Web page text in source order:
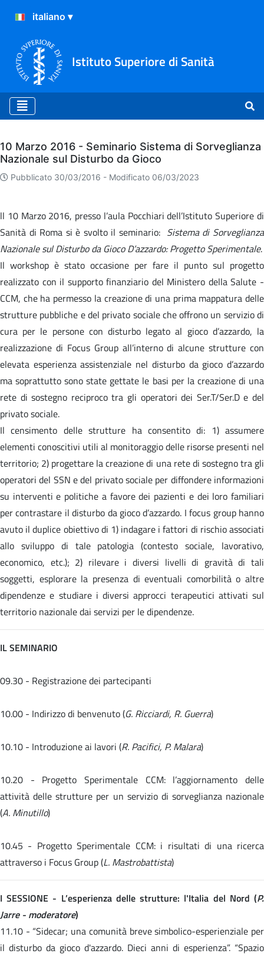
Istituto Superiore di Sanità
Archivio
10 Marzo 2016 - Seminario Sistema di Sorveglianza
Nazionale sul Disturbo da Gioco
Pubblicato 30/03/2016 - Modificato 06/03/2023
ll 10 Marzo 2016, presso l’aula Pocchiari dell’Istituto Superiore di
Sanità di Roma si è svolto il seminario: Sistema di Sorveglianza
Nazionale sul Disturbo da Gioco D’azzardo: Progetto Sperimentale.
Il workshop è stato occasione per fare il punto sul progetto
realizzato con il supporto finanziario del Ministero della Salute -
CCM, che ha permesso la creazione di una prima mappatura delle
strutture pubbliche e del privato sociale che offrono un servizio di
cura per le persone con disturbo legato al gioco d’azzardo, la
realizzazione di Focus Group all’interno di alcune strutture con
elevata esperienza assistenziale nel disturbo da gioco d’azzardo
ma soprattutto sono state gettate le basi per la creazione di una
rete di sostegno reciproco tra gli operatori dei Ser.T/Ser.D e del
privato sociale.
Il censimento delle strutture ha consentito di: 1) assumere
elementi conoscitivi utili al monitoraggio delle risorse presenti nel
territorio; 2) progettare la creazione di una rete di sostegno tra gli
operatori del SSN e del privato sociale per diffondere informazioni
su interventi e politiche a favore dei pazienti e dei loro familiari
per contrastare il disturbo da gioco d’azzardo. I focus group hanno
avuto il duplice obiettivo di 1) indagare i fattori di rischio associati
allo sviluppo di tale patologia (contesto sociale, lavorativo,
economico, etc.); 2) rilevare i diversi livelli di gravità di tali
soggetti, esplorare la presenza di eventuali comorbilità o altre
dipendenze e studiare i diversi approcci terapeutici attivati sul
territorio nazionale dai servizi per le dipendenze.
IL SEMINARIO
09.30 - Registrazione dei partecipanti
10.00 - Indirizzo di benvenuto (G. Ricciardi, R. Guerra)
10.10 - Introduzione ai lavori (R. Pacifici, P. Malara)
10.20 - Progetto Sperimentale CCM: l’aggiornamento delle
attività delle strutture per un servizio di sorveglianza nazionale
(A. Minutillo)
10.45 - Progetto Sperimentale CCM: i risultati di una ricerca
attraverso i Focus Group (L. Mastrobattista)
I SESSIONE - L’esperienza delle strutture: l'Italia del Nord (P.
Jarre - moderatore)
11.10 - “Sidecar; una comunità breve simbolico-esperienziale per
il disturbo da gioco d'azzardo. Dieci anni di esperienza”. “Spazio